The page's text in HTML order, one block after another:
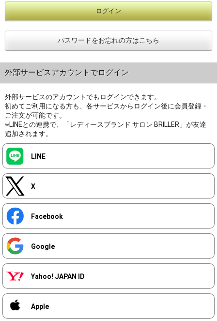
パスワードをお忘れの方はこちら
外部サービスアカウントでログイン
外部サービスのアカウントでもログインできます。
初めてご利用になる方も、各サービスからログイン後に会員登録・
ご注文が可能です。
※LINEとの連携で、「レディースブランド サロン BRILLER」が友達
追加されます。
LINE
X
Facebook
Google
Yahoo! JAPAN ID
Apple